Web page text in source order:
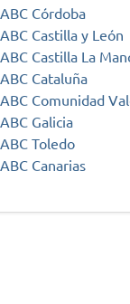
ABC Córdoba
ABC Castilla y León
ABC Castilla La
ABC Cataluña
ABC Comunidad
ABC Galicia
ABC Toledo
ABC Canarias